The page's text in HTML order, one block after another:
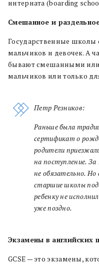
интерната (boarding
Смешанное и
Государственные
мальчиков и девочек. А
бывают смешанными
мальчиков или только
Петр Резников:
Раньше была
сертификат о
родители
на поступление. За
не обязательно.
старшие школы
ребенку не
уже поздно.
Экзамены в английских
GCSE — это экзамены,